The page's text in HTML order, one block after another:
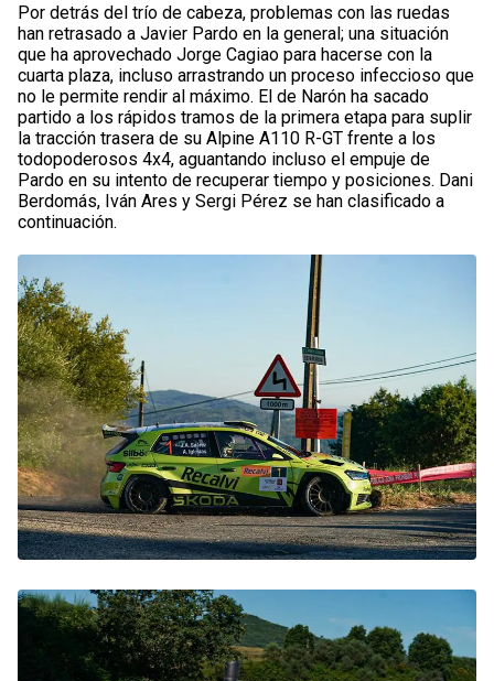
Por detrás del trío de cabeza, problemas con las ruedas
han retrasado a Javier Pardo en la general; una situación
que ha aprovechado Jorge Cagiao para hacerse con la
cuarta plaza, incluso arrastrando un proceso infeccioso que
no le permite rendir al máximo. El de Narón ha sacado
partido a los rápidos tramos de la primera etapa para suplir
la tracción trasera de su Alpine A110 R-GT frente a los
todopoderosos 4x4, aguantando incluso el empuje de
Pardo en su intento de recuperar tiempo y posiciones. Dani
Berdomás, Iván Ares y Sergi Pérez se han clasificado a
continuación.